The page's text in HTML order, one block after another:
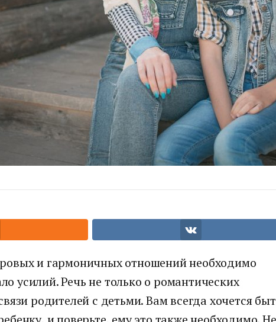
и гармоничных отношений необходимо
усилий. Речь не только о романтических
родителей с детьми. Вам всегда хочется